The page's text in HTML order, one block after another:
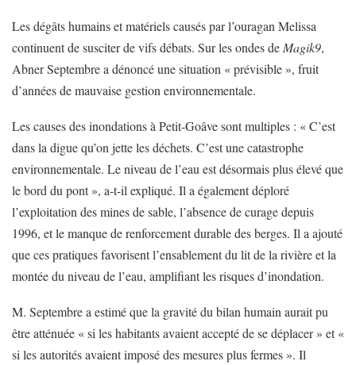
Les dégâts humains et matériels causés par l’ouragan Melissa
continuent de susciter de vifs débats. Sur les ondes deMagik9,
Abner Septembre a dénoncé une situation « prévisible », fruit
d’années de mauvaise gestion environnementale.
Les causes des inondations à Petit-Goâve sont multiples : « C’est
dans la digue qu’on jette les déchets. C’est une catastrophe
environnementale. Le niveau de l’eau est désormais plus élevé que
le bord du pont », a-t-il expliqué. Il a également déploré
l’exploitation des mines de sable, l’absence de curage depuis
1996, et le manque de renforcement durable des berges. Il a ajouté
que ces pratiques favorisent l’ensablement du lit de la rivière et la
montée du niveau de l’eau, amplifiant les risques d’inondation.
M. Septembre a estimé que la gravité du bilan humain aurait pu
être atténuée « si les habitants avaient accepté de se déplacer » et «
si les autorités avaient imposé des mesures plus fermes ». Il